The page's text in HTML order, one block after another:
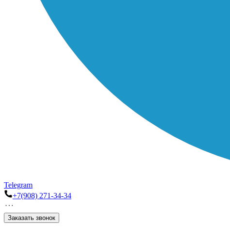
Telegram
+7(908) 271-34-34
Заказать звонок